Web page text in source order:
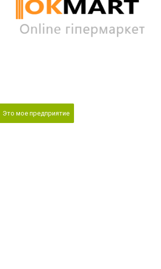
Это мое предприятие